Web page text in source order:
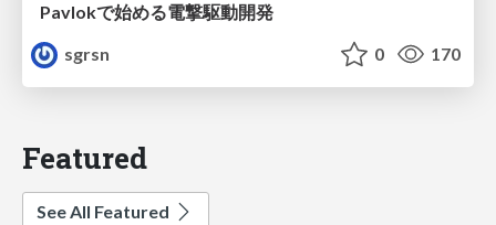
Pavlokで始める電撃駆動開発
sgrsn
0 170
Featured
See All Featured